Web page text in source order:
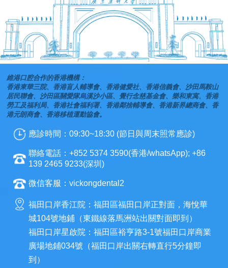
維港口腔合作的香港機構：
香港東華三院、香港盲人輔導會、香港健愛社、香港信義會、沙田馬鞍山
居民聯會、沙田區關愛隊烏溪沙小區、覺行念慈基金會、樂和東寓、香港
勞工及福利局、香港社會福利署、香港鄰捨輔導會、香港新界總商會、香
港元朗商會、香港移植運動協會。
應診時間：09:30~18:30 (節日與周末照常應診)
聯絡電話：+852 5374 3590(香港/whatsApp); +86
139 2465 9233(深圳)
微信客服：vickongdental2
福田口岸香江院：福田區福田口岸正對面，海悅華
城104號地鋪（東鐵線落馬洲站出關對面即到）
福田口岸星啟院：福田區裕亨路3-1號福田口岸商業
廣場地鋪034號（福田口岸出關右轉直行5分鐘即
到）